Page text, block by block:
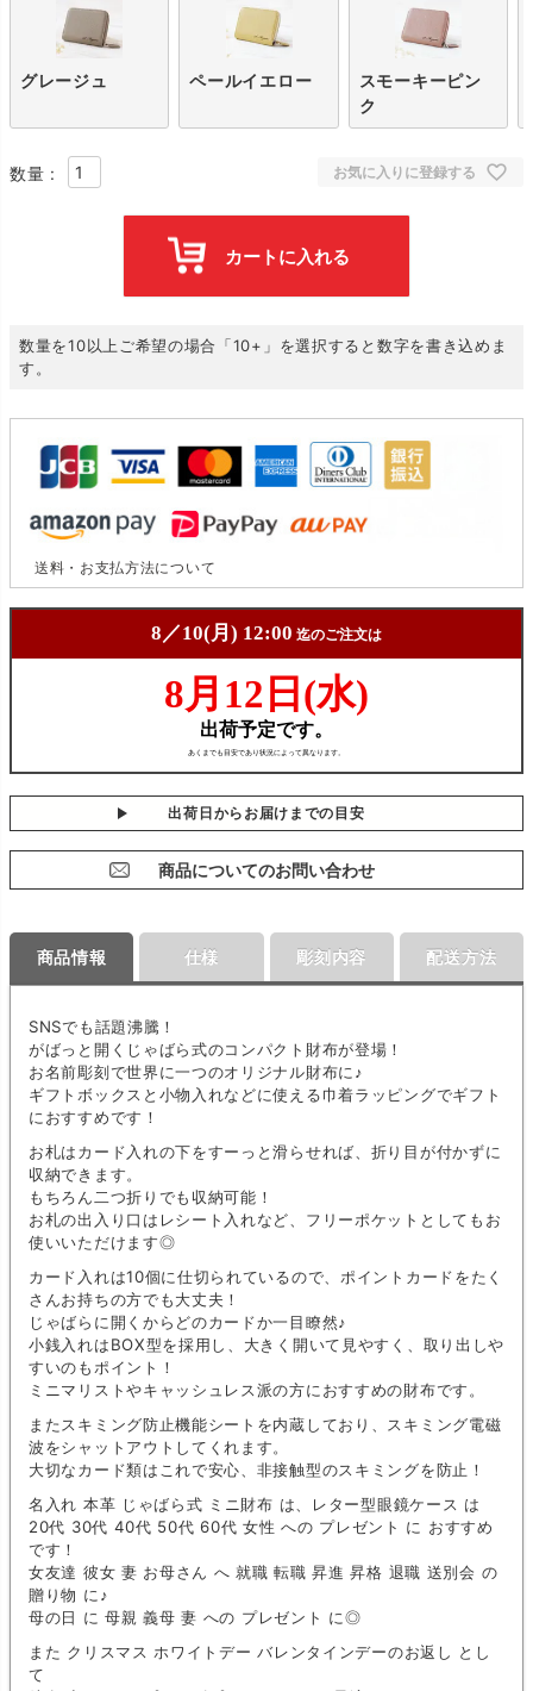
グレージュ ペールイエロー
スモーキーピン
ク
お気に入りに登録する
カートに入れる
数量を10以上ご希望の場合「10+」を選択すると数字を書き込めま
す。
送料・お支払方法について
出荷日からお届けまでの目安
商品についてのお問い合わせ
商品情報
SNSでも話題沸騰！
がばっと開くじゃばら式のコンパクト財布が登場！
お名前彫刻で世界に一つのオリジナル財布に♪
ギフトボックスと小物入れなどに使える巾着ラッピングでギフト
におすすめです！
お札はカード入れの下をすーっと滑らせれば、折り目が付かずに
収納できます。
もちろん二つ折りでも収納可能！
お札の出入り口はレシート入れなど、フリーポケットとしてもお
使いいただけます◎
カード入れは10個に仕切られているので、ポイントカードをたく
さんお持ちの方でも大丈夫！
じゃばらに開くからどのカードか一目瞭然♪
小銭入れはBOX型を採用し、大きく開いて見やすく、取り出しや
すいのもポイント！
ミニマリストやキャッシュレス派の方におすすめの財布です。
またスキミング防止機能シートを内蔵しており、スキミング電磁
波をシャットアウトしてくれます。
大切なカード類はこれで安心、非接触型のスキミングを防止！
名入れ 本革 じゃばら式 ミニ財布 は、レター型眼鏡ケース は
20代 30代 40代 50代 60代 女性 への プレゼント に おすすめ
です！
女友達 彼女 妻 お母さん へ 就職 転職 昇進 昇格 退職 送別会 の
贈り物 に♪
母の日 に 母親 義母 妻 への プレゼント に◎
また クリスマス ホワイトデー バレンタインデーのお返し とし
て
仕様 彫刻内容 配送方法